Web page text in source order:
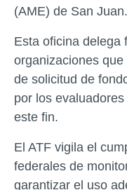
(AME) de San Juan.
Esta oficina delega
organizaciones
de solicitud de
por los
este fin.
El ATF vigila el
federales de
garantizar el uso